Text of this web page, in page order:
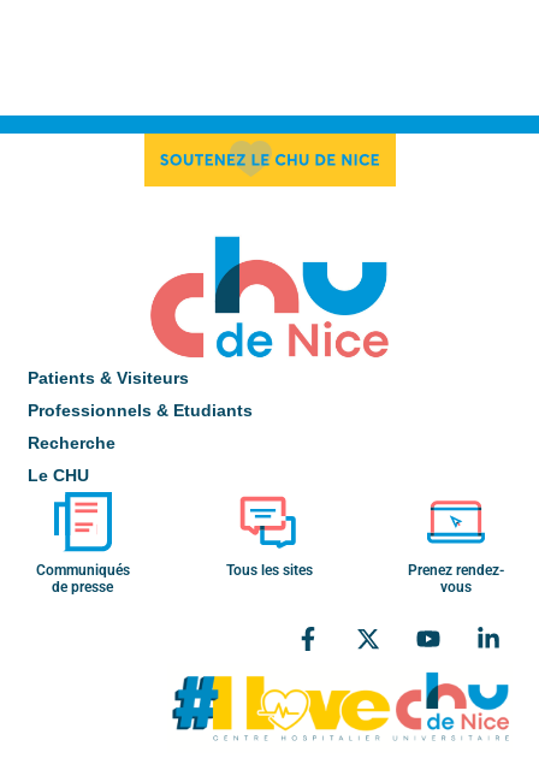
Patients & Visiteurs
Professionnels & Etudiants
Recherche
Le CHU
Communiqués
de presse
Tous les sites
Prenez rendez-
vous